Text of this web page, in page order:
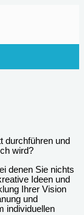
durchführen und
wird?
denen Sie nichts
Ideen und
Ihrer Vision
und
individuellen